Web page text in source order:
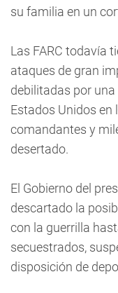
su familia en un
Las FARC todavía
ataques de gran
debilitadas por
Estados Unidos en
comandantes y
desertado.
El Gobierno del
descartado la
con la guerrilla
secuestrados,
disposición de